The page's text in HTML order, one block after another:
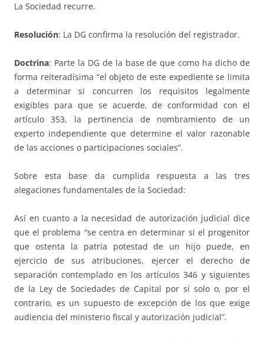
La Sociedad recurre.
Resolución: La DG confirma la resolución del registrador.
Doctrina: Parte la DG de la base de que como ha dicho de
forma reiteradísima “el objeto de este expediente se limita
a determinar si concurren los requisitos legalmente
exigibles para que se acuerde, de conformidad con el
artículo 353, la pertinencia de nombramiento de un
experto independiente que determine el valor razonable
de las acciones o participaciones sociales”.
Sobre esta base da cumplida respuesta a las tres
alegaciones fundamentales de la Sociedad:
Así en cuanto a la necesidad de autorización judicial dice
que el problema “se centra en determinar si el progenitor
que ostenta la patria potestad de un hijo puede, en
ejercicio de sus atribuciones, ejercer el derecho de
separación contemplado en los artículos 346 y siguientes
de la Ley de Sociedades de Capital por sí solo o, por el
contrario, es un supuesto de excepción de los que exige
audiencia del ministerio fiscal y autorización judicial”.